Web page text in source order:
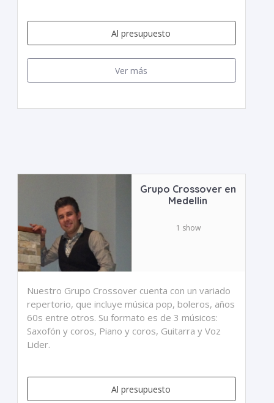
Al presupuesto
Ver más
Grupo Crossover en
Medellin
1 show
Nuestro Grupo Crossover cuenta con un variado
repertorio, que incluye música pop, boleros, años
60s entre otros. Su formato es de 3 músicos:
Saxofón y coros, Piano y coros, Guitarra y Voz
Lider.
Al presupuesto